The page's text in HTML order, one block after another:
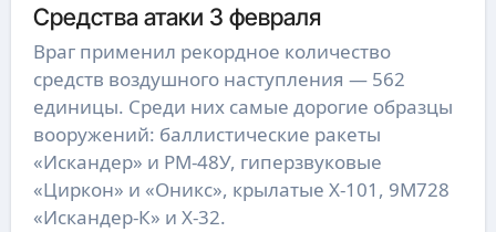
Средства атаки 3 февраля
Враг применил рекордное количество
средств воздушного наступления — 562
единицы. Среди них самые дорогие образцы
вооружений: баллистические ракеты
«Искандер» и РМ-48У, гиперзвуковые
«Циркон» и «Оникс», крылатые Х-101, 9М728
«Искандер-К» и Х-32.